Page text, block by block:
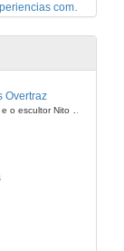
Acción exterior, dúas experiencias comparadas: País Vasco e Cataluña. Quenda de preguntas
Overtraz